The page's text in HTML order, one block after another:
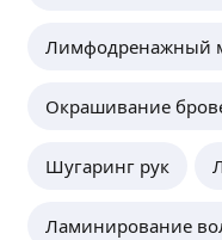
Лимфодренажный
Окрашивание
Шугаринг рук
Ламинирование